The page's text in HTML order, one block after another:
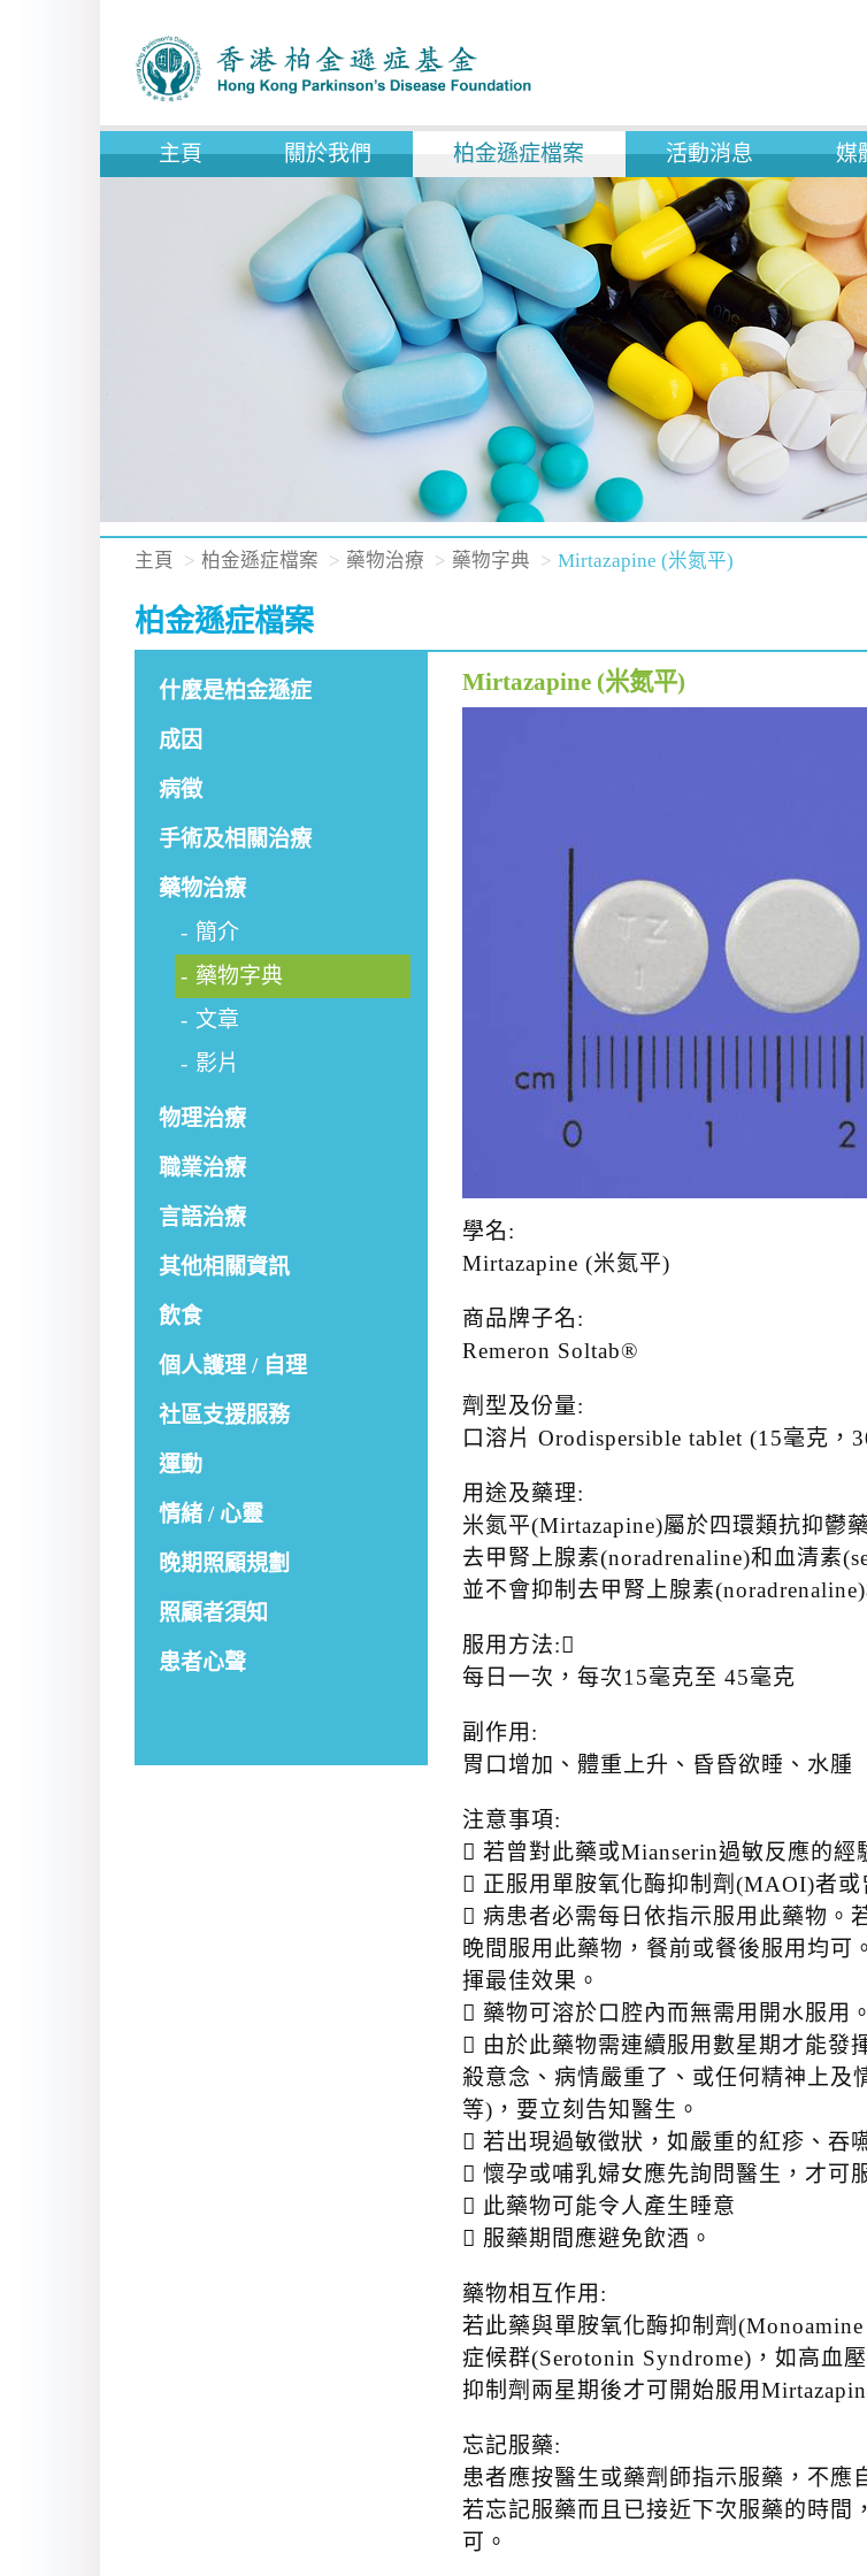
主頁 關於我們 柏金遜症檔案 活動消息 媒
主頁 柏金遜症檔案 藥物治療 藥物字典 Mirtazapine (米氮平)
柏金遜症檔案
什麼是柏金遜症
成因
病徵
手術及相關治療
藥物治療
簡介
藥物字典
文章
影片
物理治療
職業治療
言語治療
其他相關資訊
飲食
個人護理 / 自理
社區支援服務
運動
情緒 / 心靈
晚期照顧規劃
照顧者須知
患者心聲
Mirtazapine (米氮平)
學名:
Mirtazapine (米氮平)
商品牌子名:
Remeron Soltab®
劑型及份量:
口溶片 Orodispersible tablet (15毫克，
用途及藥理:
米氮平(Mirtazapine)屬於四環類抗抑鬱
去甲腎上腺素(noradrenaline)和血清素
並不會抑制去甲腎上腺素
服用方法:
每日一次，每次15毫克至 45毫克
副作用:
胃口增加、體重上升、昏昏欲睡、水腫
注意事項:
 若曾對此藥或Mianserin過敏反應的經
 正服用單胺氧化酶抑制劑(MAOI)者
 病患者必需每日依指示服用此藥物。
晚間服用此藥物，餐前或餐後服用均可
揮最佳效果。
 藥物可溶於口腔內而無需用開水服用。
 由於此藥物需連續服用數星期才能發
殺意念、病情嚴重了、或任何精神上及
等)，要立刻告知醫生。
 若出現過敏徵狀，如嚴重的紅疹、吞
 懷孕或哺乳婦女應先詢問醫生，才可
 此藥物可能令人產生睡意
 服藥期間應避免飲酒。
藥物相互作用:
若此藥與單胺氧化酶抑制劑
症候群(Serotonin Syndrome)，如高血
抑制劑兩星期後才可開始服用
忘記服藥:
患者應按醫生或藥劑師指示服藥，不應
若忘記服藥而且已接近下次服藥的時間
可。